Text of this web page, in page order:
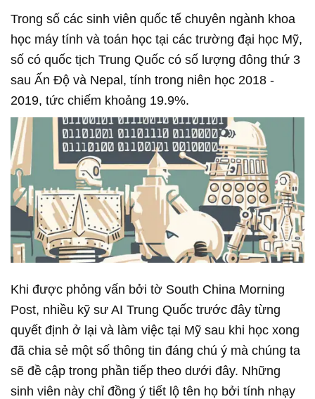
Trong số các sinh viên quốc tế chuyên ngành khoa
học máy tính và toán học tại các trường đại học Mỹ,
số có quốc tịch Trung Quốc có số lượng đông thứ 3
sau Ấn Độ và Nepal, tính trong niên học 2018 -
2019, tức chiếm khoảng 19.9%.
Khi được phỏng vấn bởi tờ South China Morning
Post, nhiều kỹ sư AI Trung Quốc trước đây từng
quyết định ở lại và làm việc tại Mỹ sau khi học xong
đã chia sẻ một số thông tin đáng chú ý mà chúng ta
sẽ đề cập trong phần tiếp theo dưới đây. Những
sinh viên này chỉ đồng ý tiết lộ tên họ bởi tính nhạy